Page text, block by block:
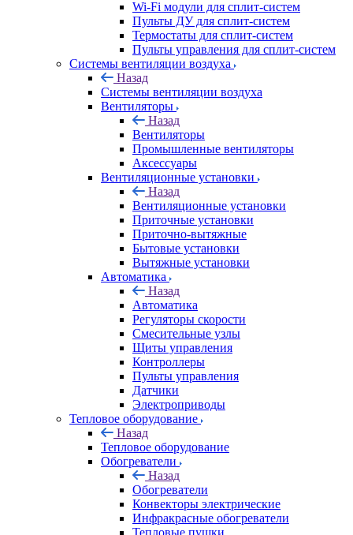
Wi-Fi модули для сплит-систем
Пульты ДУ для сплит-систем
Термостаты для сплит-систем
Пульты управления для сплит-систем
Системы вентиляции воздуха
Назад
Системы вентиляции воздуха
Вентиляторы
Назад
Вентиляторы
Промышленные вентиляторы
Аксессуары
Вентиляционные установки
Назад
Вентиляционные установки
Приточные установки
Приточно-вытяжные
Бытовые установки
Вытяжные установки
Автоматика
Назад
Автоматика
Регуляторы скорости
Смесительные узлы
Щиты управления
Контроллеры
Пульты управления
Датчики
Электроприводы
Тепловое оборудование
Назад
Тепловое оборудование
Обогреватели
Назад
Обогреватели
Конвекторы электрические
Инфракрасные обогреватели
Тепловые пушки